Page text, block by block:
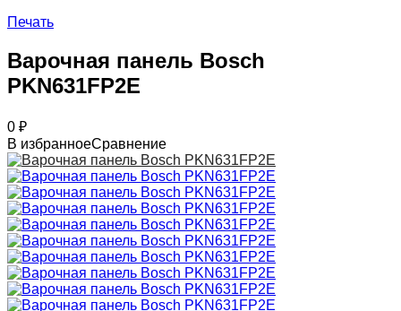
Печать
Варочная панель Bosch
PKN631FP2E
0 ₽
В избранноеСравнение